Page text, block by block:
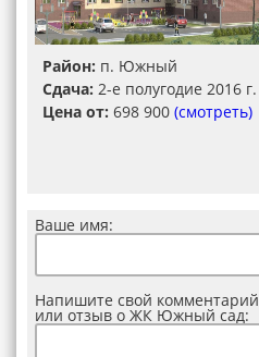
Район: п. Южный
Сдача: 2-е полугодие 2016 г.
Цена от: 698 900 (смотреть)
Ваше имя:
Напишите свой комментарий
или отзыв о ЖК Южный сад: